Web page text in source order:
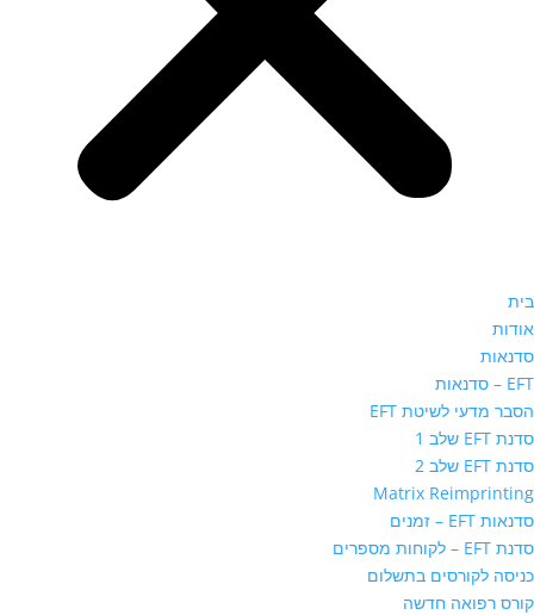
בית
אודות
סדנאות
EFT – סדנאות
הסבר מדעי לשיטת EFT
סדנת EFT שלב 1
סדנת EFT שלב 2
Matrix Reimprinting
סדנאות EFT – זמנים
סדנת EFT – לקוחות מספרים
כניסה לקורסים בתשלום
קורס רפואה חדשה